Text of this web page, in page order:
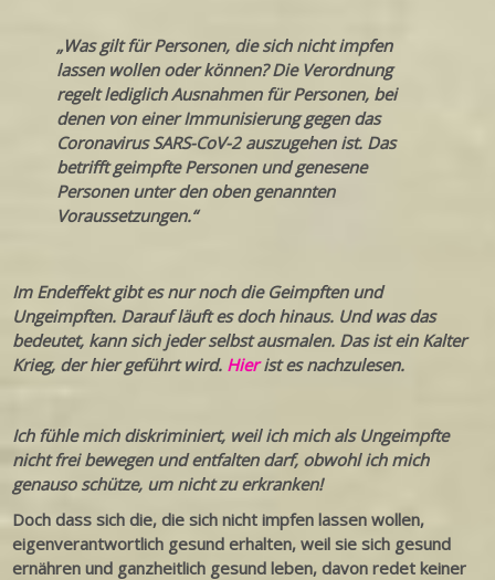
„Was gilt für Personen, die sich nicht impfen
lassen wollen oder können?Die Verordnung
regelt lediglich Ausnahmen für Personen, bei
denen von einer Immunisierung gegen das
Coronavirus SARS-CoV-2 auszugehen ist. Das
betrifft geimpfte Personen und genesene
Personen unter den oben genannten
Voraussetzungen.“
Im Endeffekt gibt es nur noch die Geimpften und
Ungeimpften. Darauf läuft es doch hinaus. Und was das
bedeutet, kann sich jeder selbst ausmalen. Das ist ein Kalter
Krieg, der hier geführt wird. Hierist es nachzulesen.
Ich fühle mich diskriminiert, weil ich mich als Ungeimpfte
nicht frei bewegen und entfalten darf, obwohl ich mich
genauso schütze, um nicht zu erkranken!
Doch dass sich die, die sich nicht impfen lassen wollen,
eigenverantwortlich gesund erhalten, weil sie sich gesund
ernähren und ganzheitlich gesund leben, davon redet keiner